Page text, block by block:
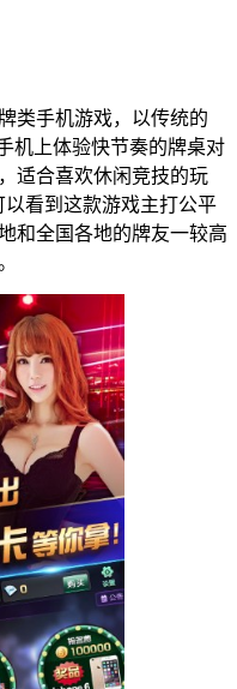
类手机游戏，以传统的
机上体验快节奏的牌桌对
适合喜欢休闲竞技的玩
以看到这款游戏主打公平
和全国各地的牌友一较高